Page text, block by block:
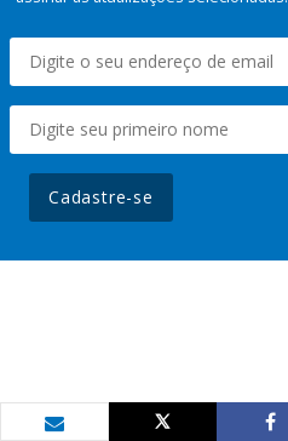
Cadastre-se